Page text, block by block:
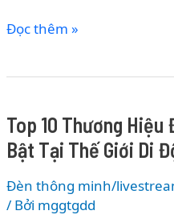
&
Lịch
Gậy
Chụp
Ảnh
&
Gimbal
Đọc thêm »
Top 10 Thương Hiệu
Bật Tại Thế Giới Di
Đèn thông minh/
/ Bởi mggtgdd